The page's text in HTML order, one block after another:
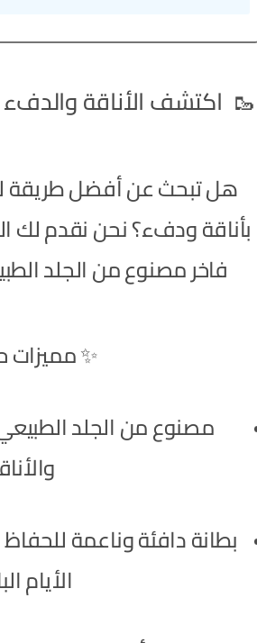
🥾 اكتشف الأناقة
هل تبحث عن أفضل طريقة
بأناقة ودفء؟ نحن نقدم لك
فاخر مصنوع من الجلد
✨ مميزات
مصنوع من الجلد
بطانة دافئة وناعمة
الأيام